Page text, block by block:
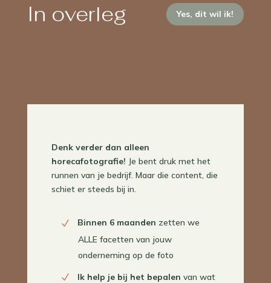
In overleg Yes, dit wil ik!
Denk verder dan alleen
horecafotografie! Je bent druk met het
runnen van je bedrijf. Maar die content, die
schiet er steeds bij in.⁠
Binnen 6 maanden zetten we
ALLE facetten van jouw
onderneming op de foto
Ik help je bij het bepalen van wat